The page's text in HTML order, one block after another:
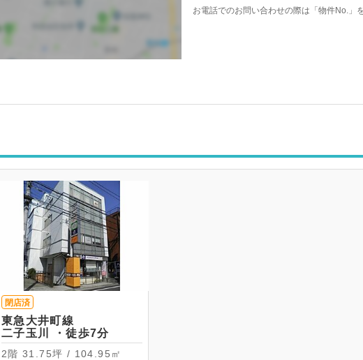
お電話でのお問い合わせの際は「物件No.」
閉店済
東急大井町線
二子玉川 ・徒歩7分
2階 31.75坪 / 104.95㎡